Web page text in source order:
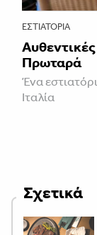
ΕΣΤΙΑΤΌΡΙΑ
Πρωταρά
Ένα
Ιταλία
Σχετικά